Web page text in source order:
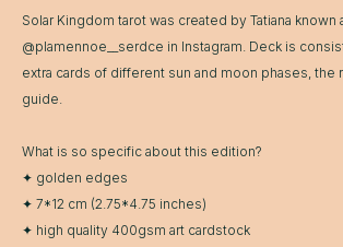
Solar Kingdom tarot was created by Tatiana known
@plamennoe__serdce in Instagram. Deck is
extra cards of different sun and moon phases, the
guide.
What is so specific about this edition?
✦ golden edges
✦ 7*12 cm (2.75*4.75 inches)
✦ high quality 400gsm art cardstock